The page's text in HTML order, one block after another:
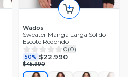
Wados
Sweater Manga Larga Sólido
Escote Redondo
0(0)
50% $22.990
$45.990